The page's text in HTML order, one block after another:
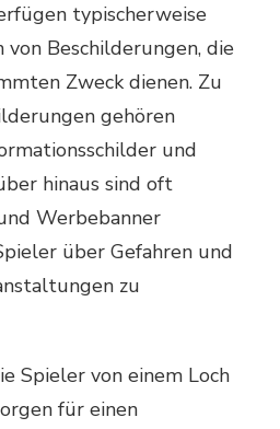
typischerweise
Beschilderungen, die
Zweck dienen. Zu
gehören
und
hinaus sind oft
Werbebanner
über Gefahren und
zu
Spieler von einem Loch
für einen